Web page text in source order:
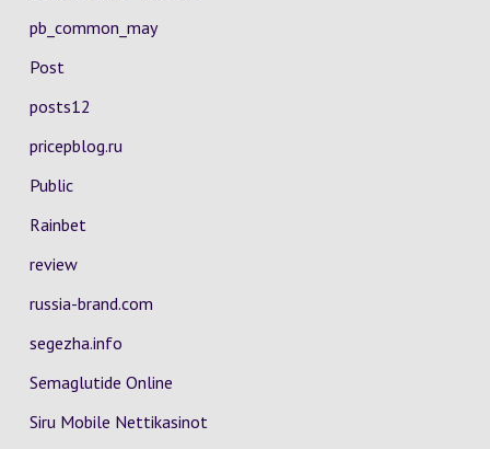
pb_common_may
Post
posts12
pricepblog.ru
Public
Rainbet
review
russia-brand.com
segezha.info
Semaglutide Online
Siru Mobile Nettikasinot